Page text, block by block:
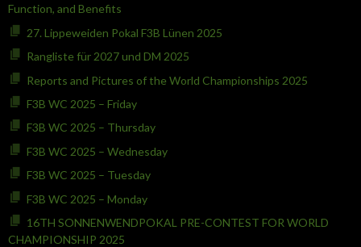
Function, and Benefits
27. Lippeweiden Pokal F3B Lünen 2025
Rangliste für 2027 und DM 2025
Reports and Pictures of the World Championships 2025
F3B WC 2025 – Friday
F3B WC 2025 – Thursday
F3B WC 2025 – Wednesday
F3B WC 2025 – Tuesday
F3B WC 2025 – Monday
16TH SONNENWENDPOKAL PRE-CONTEST FOR WORLD
CHAMPIONSHIP 2025